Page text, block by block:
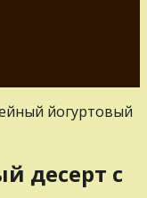
йогуртовый
десерт с